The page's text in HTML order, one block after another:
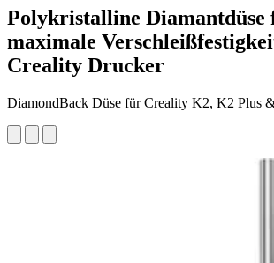
Polykristalline Diamantdüse
maximale
Creality Drucker
DiamondBack Düse für Creality K2, K2 Plus